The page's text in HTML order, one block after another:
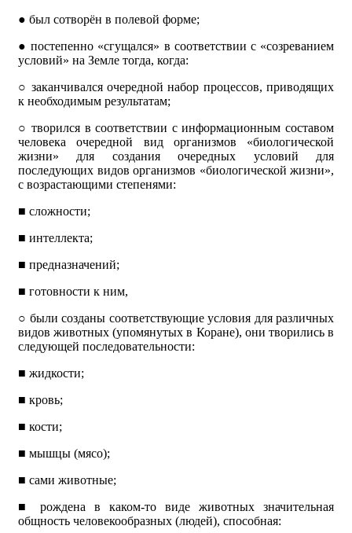
● был сотворён в полевой форме;
● постепенно «сгущался» в соответствии с «созреванием
условий» на Земле тогда, когда:
○ заканчивался очередной набор процессов, приводящих
к необходимым результатам;
○ творился в соответствии с информационным составом
человека очередной вид организмов «биологической
жизни» для создания очередных условий для
последующих видов организмов «биологической жизни»,
с возрастающими степенями:
■ сложности;
■ интеллекта;
■ предназначений;
■ готовности к ним,
○ были созданы соответствующие условия для различных
видов животных (упомянутых в Коране), они творились в
следующей последовательности:
■ жидкости;
■ кровь;
■ кости;
■ мышцы (мясо);
■ сами животные;
■
рождена в каком-то виде животных значительная
общность человекообразных (людей), способная: